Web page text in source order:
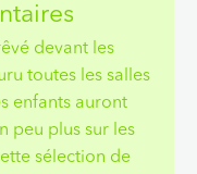
devant les
toutes les salles
enfants auront
peu plus sur les
sélection de